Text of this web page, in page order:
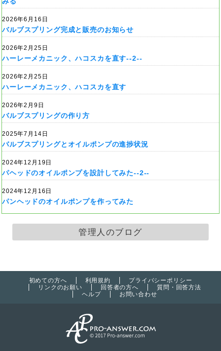
2026年6月16日
バルブスプリング完成と販売のお知らせ
2026年2月25日
ハーレーメカニック、ハコスカを直す--2--
2026年2月25日
ハーレーメカニック、ハコスカを直す
2026年2月9日
バルブスプリングの作り方
2025年7月14日
バルブスプリングとオイルポンプの進捗状況
2024年12月19日
パヘッドのオイルポンプを設計してみた--2--
2024年12月16日
パンヘッドのオイルポンプを作ってみた
管理人のブログ
初めての方へ 利用規約
プライバシーポリシー
リンクのお願い
回答者の方へ
質問・回答方法
ヘルプ
お問い合わせ